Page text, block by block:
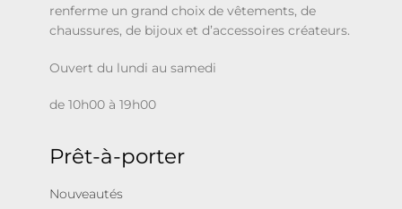
renferme un grand choix de vêtements, de
chaussures, de bijoux et d’accessoires créateurs.
Ouvert du lundi au samedi
de 10h00 à 19h00
Prêt-à-porter
Nouveautés